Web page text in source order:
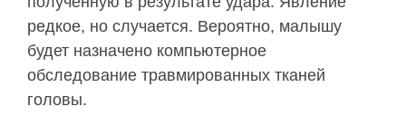
редкое, но случается. Вероятно, малышу
будет назначено компьютерное
обследование травмированных тканей
головы.